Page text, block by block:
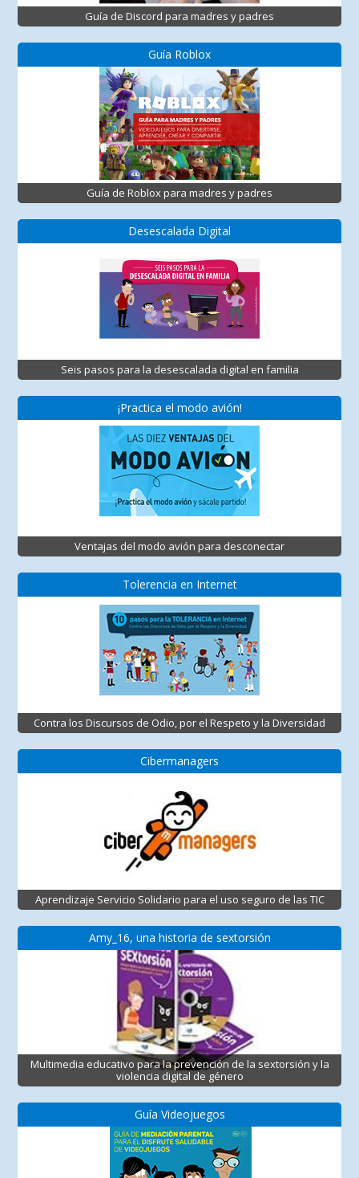
Guía de Discord para madres y padres
Guía Roblox
Guía de Roblox para madres y padres
Desescalada Digital
Seis pasos para la desescalada digital en familia
¡Practica el modo avión!
Ventajas del modo avión para desconectar
Tolerencia en Internet
Contra los Discursos de Odio, por el Respeto y la Diversidad
Cibermanagers
Aprendizaje Servicio Solidario para el uso seguro de las TIC
Amy_16, una historia de sextorsión
Multimedia educativo para la prevención de la sextorsión y la
violencia digital de género
Guía Videojuegos